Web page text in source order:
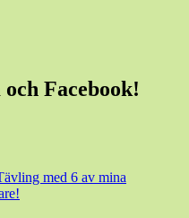
Facebook!
med 6 av mina